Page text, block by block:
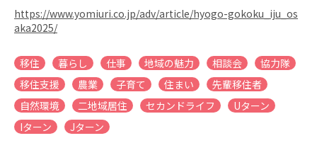
https://www.yomiuri.co.jp/adv/article/hyogo-gokoku_iju_os
aka2025/
移住 暮らし 仕事 地域の魅力 相談会
協力隊
移住支援
農業 子育て 住まい
先輩移住者
自然環境
二地域居住 セカンドライフ
Uターン
Iターン
Jターン